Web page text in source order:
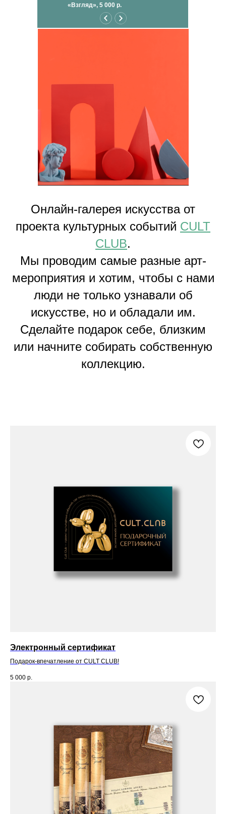
«Взгляд», 5 000 р.
Онлайн-галерея искусства от
проекта культурных событий CULT
CLUB.
Мы проводим самые разные арт-
мероприятия и хотим, чтобы с нами
люди не только узнавали об
искусстве, но и обладали им.
Сделайте подарок себе, близким
или начните собирать собственную
коллекцию.
Электронный сертификат
Подарок-впечатление от CULT CLUB!
5 000 р.